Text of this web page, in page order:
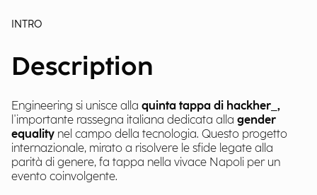
INTRO
Description
Engineering si unisce alla quinta tappa di hackher_,
l'importante rassegna italiana dedicata alla gender
equality nel campo della tecnologia. Questo progetto
internazionale, mirato a risolvere le sfide legate alla
parità di genere, fa tappa nella vivace Napoli per un
evento coinvolgente.